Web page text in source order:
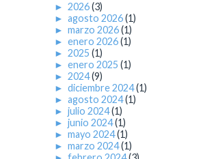
► 2026(3)
► agosto 2026(1)
► marzo 2026(1)
► enero 2026(1)
► 2025 (1)
► enero 2025 (1)
► 2024(9)
► diciembre 2024(1)
► agosto 2024(1)
► julio 2024(1)
► junio 2024(1)
► mayo 2024(1)
► marzo 2024(1)